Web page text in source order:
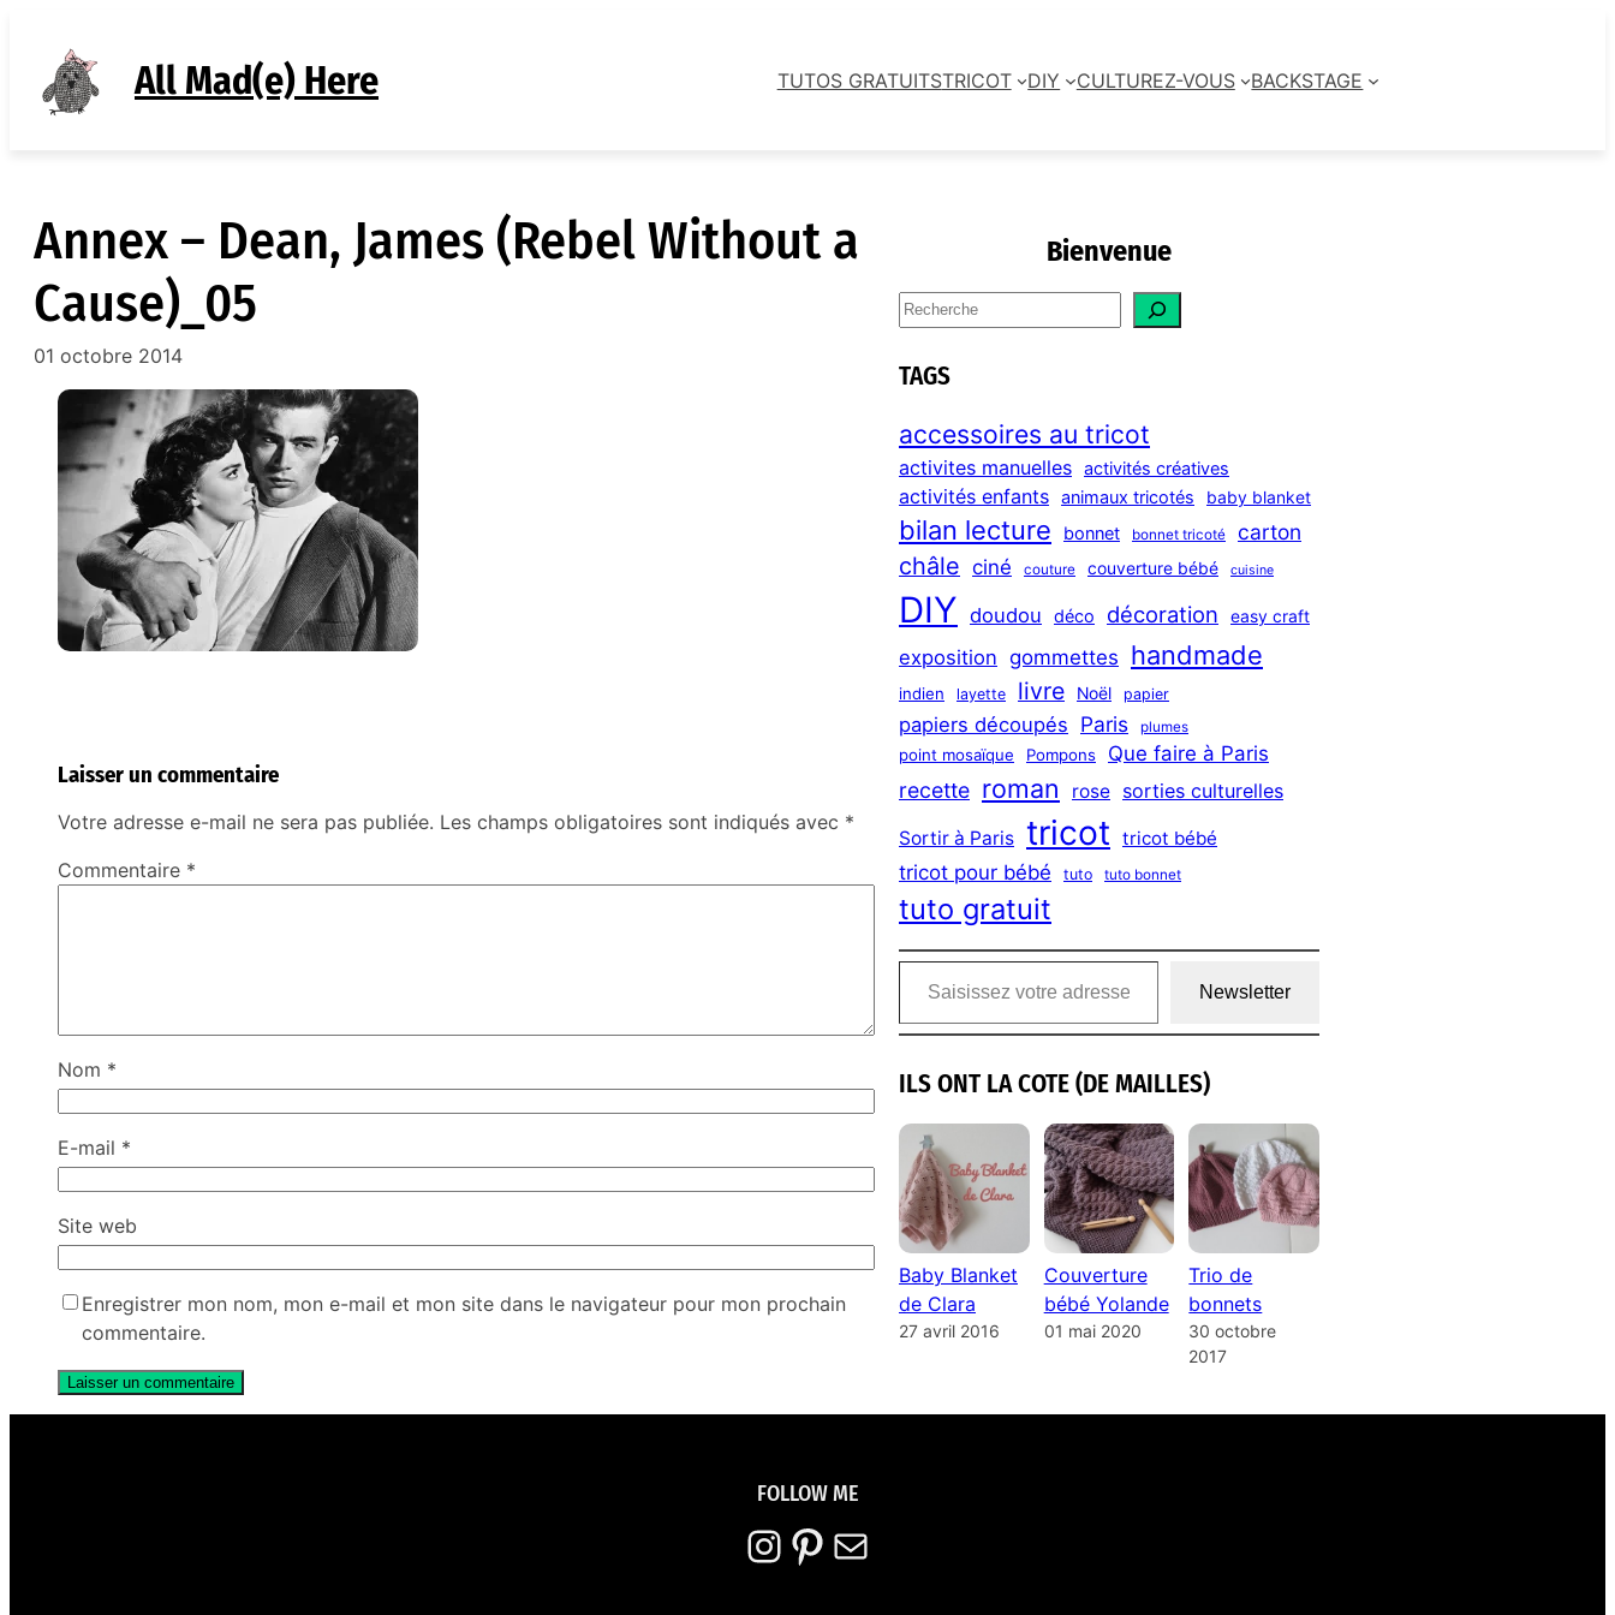
contenu
All Mad(e) Here TUTOS GRATUITSTRICOT DIY CULTUREZ-VOUS BACKSTAGE
Annex – Dean, James (Rebel Without a
Cause)_05
01 octobre 2014
Laisser un commentaire
Votre adresse e-mail ne sera pas publiée. Les champs obligatoires sont indiqués avec *
Commentaire *
Nom *
E-mail *
Site web
Enregistrer mon nom, mon e-mail et mon site dans le navigateur pour mon prochain
commentaire.
Bienvenue
S
e
a
r
h
TAGS
accessoires au tricot
activites manuelles activités créatives
activités enfants animaux tricotés baby blanket
bilan lecture bonnet bonnet tricoté carton
châle ciné couture couverture bébé cuisine
DIY doudou déco décoration easy craft
exposition gommettes handmade
indien layette livre Noël papier
papiers découpés Paris plumes
point mosaïque Pompons Que faire à Paris
recette roman rose sorties culturelles
Sortir à Paris tricot tricot bébé
tricot pour bébé tuto tuto bonnet
tuto gratuit
Saisissez votre adresse e-mail…
Newsletter
ILS ONT LA COTE (DE MAILLES)
Baby Blanket
de Clara
27 avril 2016
Couverture
bébé Yolande
01 mai 2020
Trio de
bonnets
30 octobre
2017
FOLLOW ME
Instagram Pinterest E-mail